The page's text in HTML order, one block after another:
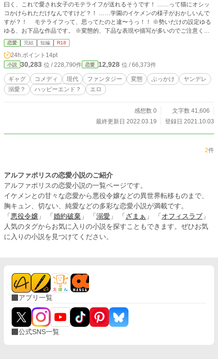
曰く、これで愛され女子のモテライフが送れるそうです！ ……って猫にオシッ
コかけられただけなんですけど？！ ……学園のイケメンの様子がおかしいんで
すが？！ モテライフって、思ってたのと違〜うっ！！ ※勢いだけの設定ゆる
ゆる、お下品な作品です。 ※変態的、下品な表現や描写が多いのでご注意くだ
さい。 ※R18★マークつけていますが、ついてなくても変態描写が入っている
事がありますのであしからず。 ※ムーンライトノベルズ様にも掲載していま
す。 ◆2022.3.19 番外編《完結》ー後編ー 更新
恋愛 完結 短編 R18
24h.ポイント 14pt
小説 30,283 位 / 228,790件 恋愛 12,928 位 / 66,373件
ギャグ コメディ 現代 ファンタジー 変態 ぶっかけ
ヤンデレ
溺愛？
ハッピーエンド？ エロ
感想数 0
文字数 41,606
最終更新日 2022.03.19
登録日 2021.10.03
2件
アルファポリスの恋愛小説のご紹介
アルファポリスの恋愛小説の一覧ページです。
イケメンとの甘々な恋愛から悪役令嬢などの異世界転移ものまで、
胸キュン、切ない、純愛などの多彩な恋愛小説が満載です。
「 悪役令嬢 」 「 婚約破棄 」 「 溺愛 」 「 ざまぁ 」 「 オフィスラブ 」
人気のタグからお気に入りの小説を探すこともできます。ぜひお気
に入りの小説を見つけてください。
アプリ一覧
公式SNS一覧